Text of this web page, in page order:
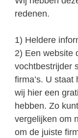
redenen.
1) Heldere
2) Een website
vochtbestrijder
firma’s. U
wij hier een
hebben. Zo
vergelijken om
om de juiste